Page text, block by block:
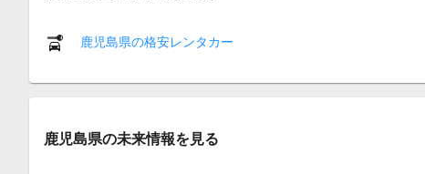
鹿児島県の格安レンタカー
鹿児島県の未来情報を見る